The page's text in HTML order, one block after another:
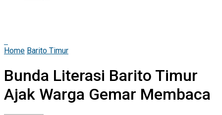
Home Barito Timur
Bunda Literasi Barito Timur
Ajak Warga Gemar Membaca